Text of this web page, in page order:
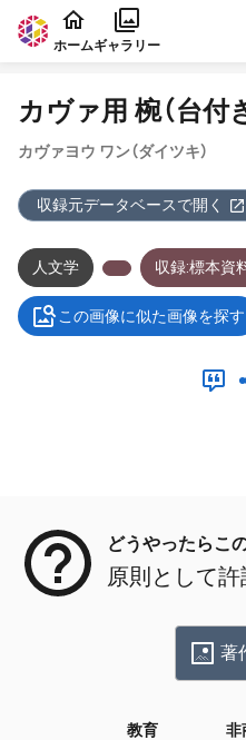
本文に飛ぶ
ホームギャラリー
カヴァ用 椀（台付
カヴァヨウ ワン（ダイツキ）
収録元データベースで開く
人文学 収録:標本資
この画像に似た画像を探す
どうやったらこ
原則として
著
教育 非